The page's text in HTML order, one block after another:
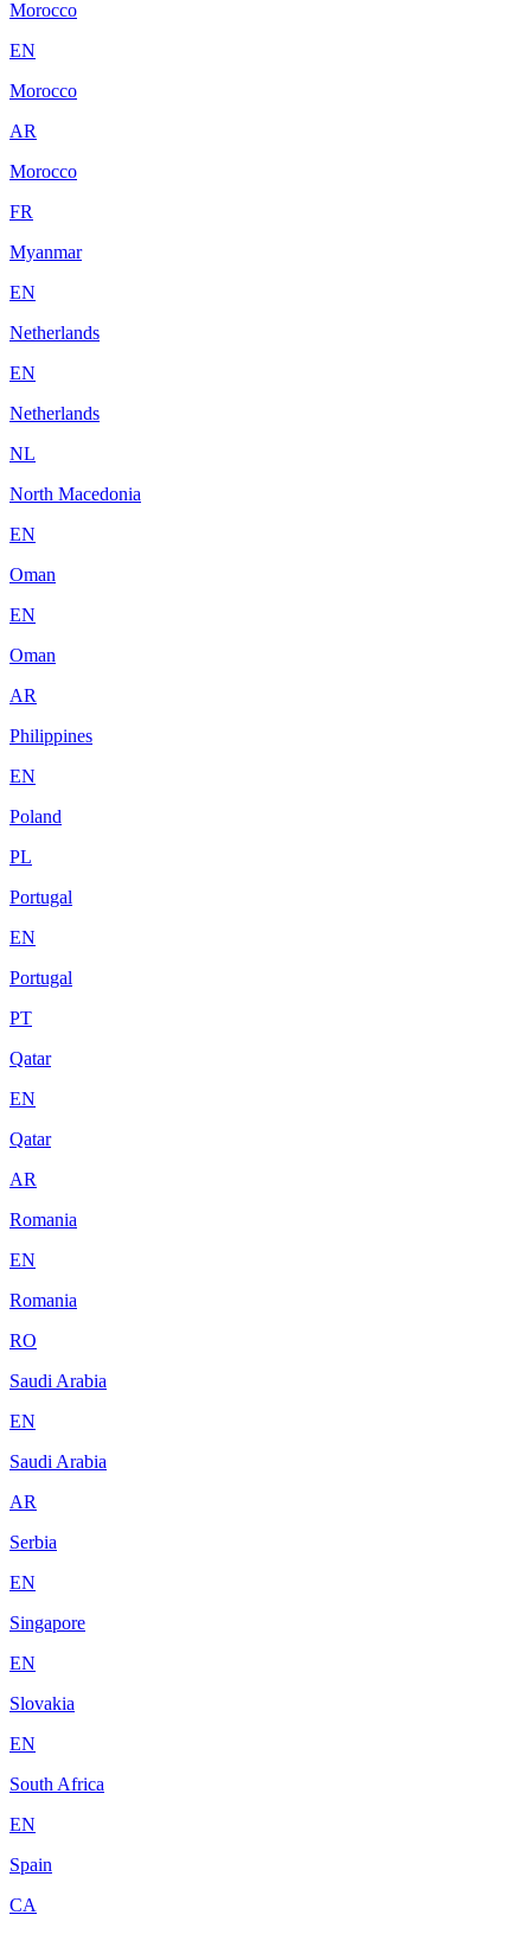
Morocco
EN
Morocco
AR
Morocco
FR
Myanmar
EN
Netherlands
EN
Netherlands
NL
North Macedonia
EN
Oman
EN
Oman
AR
Philippines
EN
Poland
PL
Portugal
EN
Portugal
PT
Qatar
EN
Qatar
AR
Romania
EN
Romania
RO
Saudi Arabia
EN
Saudi Arabia
AR
Serbia
EN
Singapore
EN
Slovakia
EN
South Africa
EN
Spain
CA